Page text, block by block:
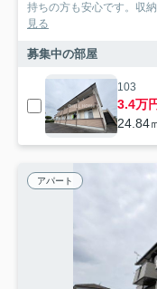
持ちの方も安心です。収
見る
募集中の部屋
103
3.4万
24.84
アパート